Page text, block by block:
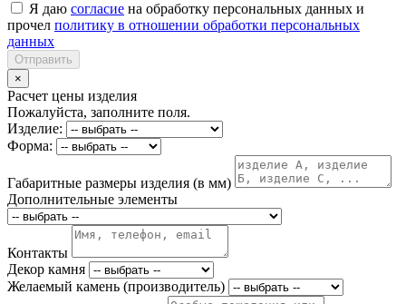
Я даю согласие на обработку персональных данных и
прочел политику в отношении обработки персональных
данных
Отправить
×
Расчет цены изделия
Пожалуйста, заполните поля.
Изделие:
Форма:
Габаритные размеры изделия (в мм)
Дополнительные элементы
Контакты
Декор камня
Желаемый камень (производитель)